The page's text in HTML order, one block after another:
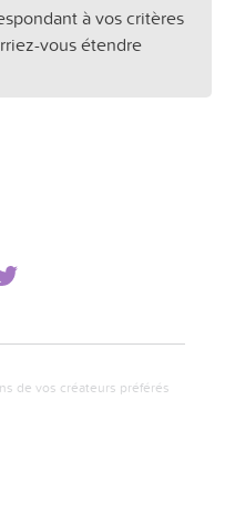
à vos critères
vous étendre
de vos créateurs préférés